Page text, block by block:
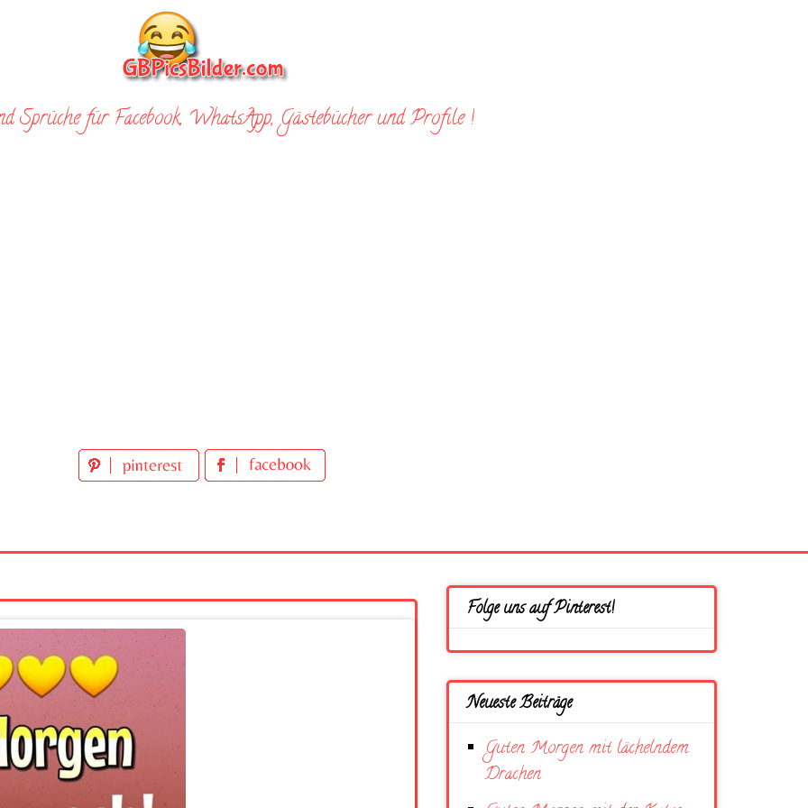
Sprüche für Facebook, WhatsApp, Gästebücher und Profile !
Folge uns auf Pinterest!
Neueste Beiträge
Guten Morgen mit lächelndem
Drachen